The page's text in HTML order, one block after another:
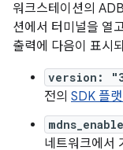
워크스테이션의
션에서 터미널을 열
출력에 다음이 표시
version:
전의 SDK 플
네트워크에서